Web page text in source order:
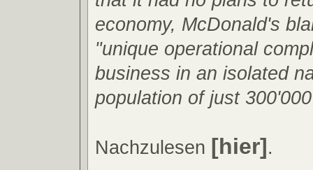
economy, McDonald's
"unique operational
business in an isolated
population of just
Nachzulesen [hier].